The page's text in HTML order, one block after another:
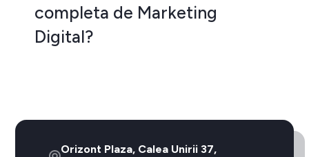
completa de Marketing
Digital?
Orizont Plaza, Calea Unirii 37,